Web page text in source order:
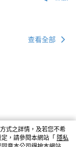
查看全部
式之詳情，及若您不希
，請參閱本網站「 隱私